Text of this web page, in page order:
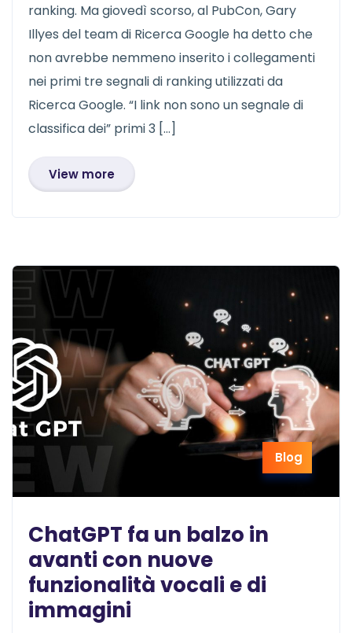
ranking. Ma giovedì scorso, al PubCon, Gary
Illyes del team di Ricerca Google ha detto che
non avrebbe nemmeno inserito i collegamenti
nei primi tre segnali di ranking utilizzati da
Ricerca Google. “I link non sono un segnale di
classifica dei” primi 3 […]
View more
Blog
ChatGPT fa un balzo in
avanti con nuove
funzionalità vocali e di
immagini